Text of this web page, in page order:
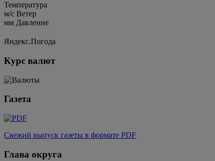
Температура
м/c Ветер
мм Давление
Яндекс.Погода
Курс валют
Газета
Свежий выпуск газеты в формате PDF
Глава округа